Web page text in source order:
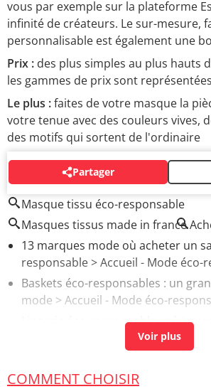
vous par exemple sur la plateforme
infinité de créateurs. Le sur-mesure,
personnalisable est également une
Prix : des plus simples au plus hauts
les gammes de prix sont représentées
Le plus :faites de votre masque la
votre tenue avec des couleurs vives,
des motifs qui sortent de l'ordinaire
Partager
AUTOUR DU MÊME SUJET
Masque tissu éco-responsable
Masques tissus made in france
13 marques mode où acheter un
responsable> Accueil - Mode éco-
Baskets éco-responsables : un
mode > Accueil - Mode éco-
Lingerie éco-responsable : où
> Accueil - Mode éco-
connaître> Accueil - Mode éco-
COMMENT CHOISIR